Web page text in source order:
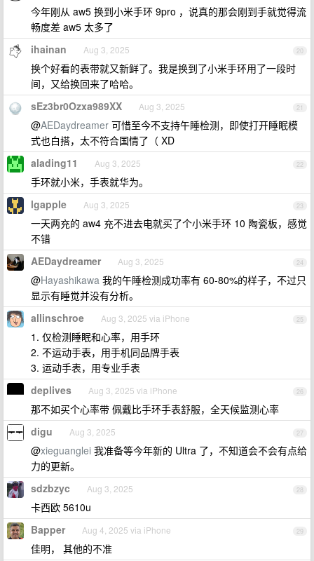
今年刚从 aw5 换到小米手环 9pro ，说真的那会刚到手就觉得流
畅度差 aw5 太多了
20
ihainan Aug 3, 2025
换个好看的表带就又新鲜了。我是换到了小米手环用了一段时
间，又给换回来了哈哈。
21
sEz3br0Ozxa989XX Aug 3, 2025
@AEDaydreamer 可惜至今不支持午睡检测，即使打开睡眠模
式也白搭，太不符合国情了（ XD
22
alading11 Aug 3, 2025
手环就小米，手表就华为。
23
lgapple Aug 3, 2025
一天两充的 aw4 充不进去电就买了个小米手环 10 陶瓷板，感觉
不错
24
AEDaydreamer Aug 3, 2025
@Hayashikawa 我的午睡检测成功率有 60-80%的样子，不过只
显示有睡觉并没有分析。
25
allinschroe Aug 3, 2025 via iPhone
1. 仅检测睡眠和心率，用手环
2. 不运动手表，用手机同品牌手表
3. 运动手表，用专业手表
26
deplives Aug 3, 2025 via iPhone
那不如买个心率带 佩戴比手环手表舒服，全天候监测心率
27
digu Aug 3, 2025
@xieguanglei 我准备等今年新的 Ultra 了，不知道会不会有点给
力的更新。
28
sdzbzyc Aug 3, 2025
卡西欧 5610u
29
Bapper Aug 4, 2025 via iPhone
佳明， 其他的不准